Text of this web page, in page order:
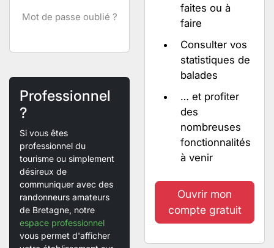
Mot de passe oublié ?
Professionnel
?
Si vous êtes
professionnel du
tourisme ou simplement
désireux de
communiquer avec des
randonneurs amateurs
de Bretagne, notre
espace professionnel
vous permet d'afficher
faites ou à
faire
Consulter vos
statistiques de
balades
… et profiter
des
nombreuses
fonctionnalités
à venir
Ouvrir mon
compte gratuit